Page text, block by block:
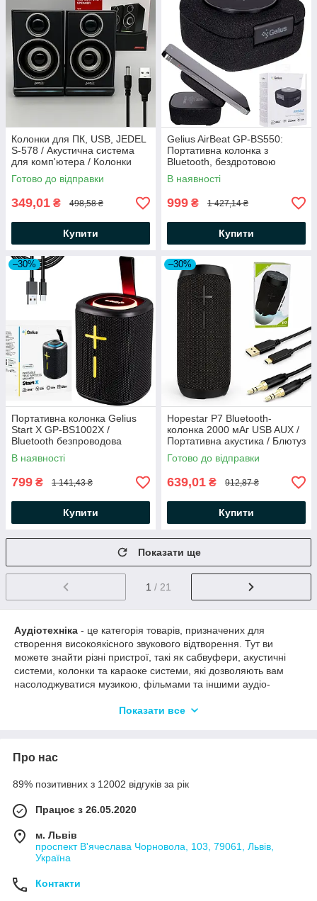
Колонки для ПК, USB, JEDEL
S-578 / Акустична система
для комп'ютера / Колонки
для ноутбука
Готово до відправки
349,01 ₴ 498,58 ₴
Купити
Gelius AirBeat GP-BS550:
Портативна колонка з
Bluetooth, бездротовою
зарядкою та Type-C. /
Бездротова Bluetooth колонка
В наявності
999 ₴ 1 427,14 ₴
Купити
–30%
Портативна колонка Gelius
Start X GP-BS1002X /
Bluetooth безпроводова
колонка
В наявності
799 ₴ 1 141,43 ₴
Купити
–30%
Hopestar P7 Bluetooth-
колонка 2000 мАг USB AUX /
Портативна акустика / Блютуз
колонка
Готово до відправки
639,01 ₴ 912,87 ₴
Купити
Показати ще
1 / 21
Аудіотехніка - це категорія товарів, призначених для
створення високоякісного звукового відтворення. Тут ви
можете знайти різні пристрої, такі як сабвуфери, акустичні
системи, колонки та караоке системи, які дозволяють вам
насолоджуватися музикою, фільмами та іншими аудіо-
кожного з цих пристроїв:
Вони забезпечують глибокі та потужні баси, створюючи
Сабвуфери часто використовуються в домашніх
кінематографічного звукового досвіду.
Акустичні системи
пару або кілька колонок, які працюють разом для
створення стерео або багатоканального звучання.
включаючи низькі, середні та високі частоти, і дають
Показати все
Про нас
89% позитивних з 12002 відгуків за рік
Працює з 26.05.2020
м. Львів
проспект В'ячеслава Чорновола, 103, 79061, Львів,
Україна
Контакти